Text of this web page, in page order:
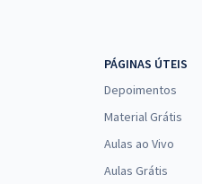
e audioaulas para
das questões de concursos
PÁGINAS ÚTEIS
Depoimentos
Material Grátis
Aulas ao Vivo
Aulas Grátis